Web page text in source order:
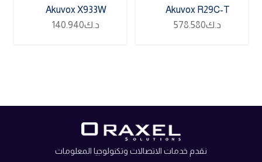
Akuvox R29C-T
د.ك578.580
Akuvox X933W
د.ك140.940
نقدم خدمات الاتصالات وتكنولوجيا المعلومات